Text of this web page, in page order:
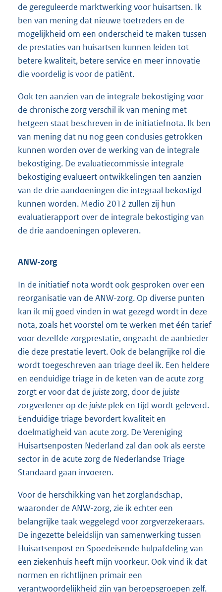
de gereguleerde marktwerking voor huisartsen. Ik
ben van mening dat nieuwe toetreders en de
mogelijkheid om een onderscheid te maken tussen
de prestaties van huisartsen kunnen leiden tot
betere kwaliteit, betere service en meer innovatie
die voordelig is voor de patiënt.
Ook ten aanzien van de integrale bekostiging voor
de chronische zorg verschil ik van mening met
hetgeen staat beschreven in de initiatiefnota. Ik ben
van mening dat nu nog geen conclusies getrokken
kunnen worden over de werking van de integrale
bekostiging. De evaluatiecommissie integrale
bekostiging evalueert ontwikkelingen ten aanzien
van de drie aandoeningen die integraal bekostigd
kunnen worden. Medio 2012 zullen zij hun
evaluatierapport over de integrale bekostiging van
de drie aandoeningen opleveren.
ANW-zorg
In de initiatief nota wordt ook gesproken over een
reorganisatie van de ANW-zorg. Op diverse punten
kan ik mij goed vinden in wat gezegd wordt in deze
nota, zoals het voorstel om te werken met één tarief
voor dezelfde zorgprestatie, ongeacht de aanbieder
die deze prestatie levert. Ook de belangrijke rol die
wordt toegeschreven aan triage deel ik. Een heldere
en eenduidige triage in de keten van de acute zorg
zorgt er voor dat de juistezorg, door de juiste
zorgverlener op de juiste plek en tijd wordt geleverd.
Eenduidige triage bevordert kwaliteit en
doelmatigheid van acute zorg. De Vereniging
Huisartsenposten Nederland zal dan ook als eerste
sector in de acute zorg de Nederlandse Triage
Standaard gaan invoeren.
Voor de herschikking van het zorglandschap,
waaronder de ANW-zorg, zie ik echter een
belangrijke taak weggelegd voor zorgverzekeraars.
De ingezette beleidslijn van samenwerking tussen
Huisartsenpost en Spoedeisende hulpafdeling van
een ziekenhuis heeft mijn voorkeur. Ook vind ik dat
normen en richtlijnen primair een
verantwoordelijkheid zijn van beroepsgroepen zelf.